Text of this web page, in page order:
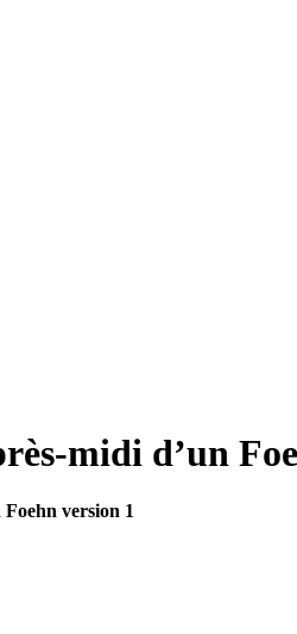
midi d’un
version 1